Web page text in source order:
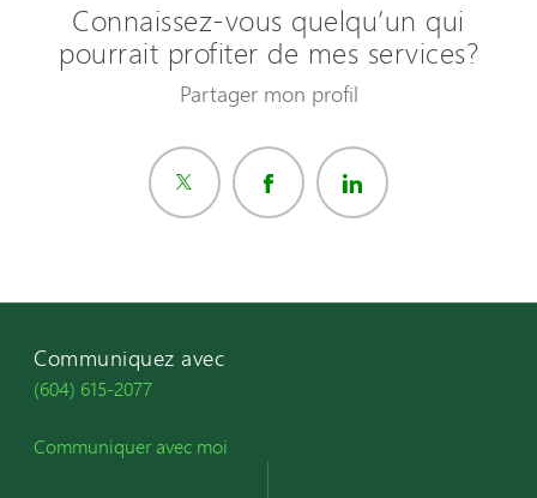
Connaissez-vous quelqu’un qui
pourrait profiter de mes services?
Partager mon profil
Communiquez avec
(604) 615-2077
Communiquer avec moi